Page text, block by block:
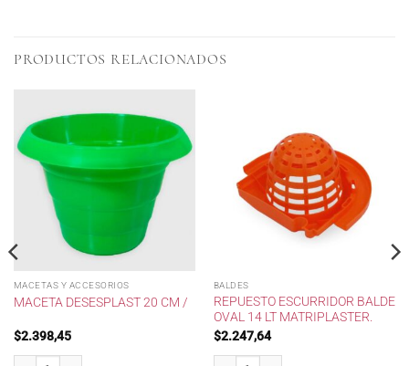
PRODUCTOS RELACIONADOS
MACETAS Y ACCESORIOS
MACETA DESESPLAST 20 CM /
$2.398,45
BALDES
REPUESTO ESCURRIDOR BALDE
OVAL 14 LT MATRIPLASTER.
$2.247,64